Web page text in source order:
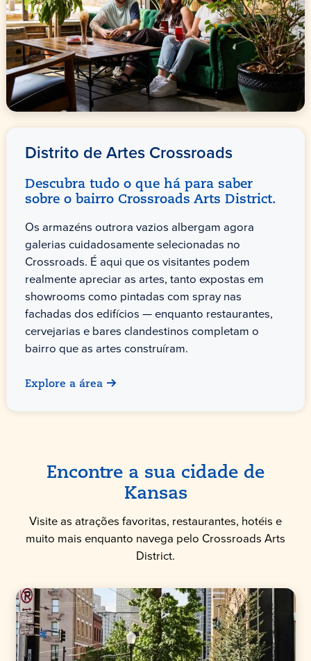
Distrito de Artes Crossroads
Descubra tudo o que há para saber
sobre o bairro Crossroads Arts District.
Os armazéns outrora vazios albergam agora
galerias cuidadosamente selecionadas no
Crossroads. É aqui que os visitantes podem
realmente apreciar as artes, tanto expostas em
showrooms como pintadas com spray nas
fachadas dos edifícios — enquanto restaurantes,
cervejarias e bares clandestinos completam o
bairro que as artes construíram.
Explore a área
Encontre a sua cidade de
Kansas
Visite as atrações favoritas, restaurantes, hotéis e
muito mais enquanto navega pelo Crossroads Arts
District.